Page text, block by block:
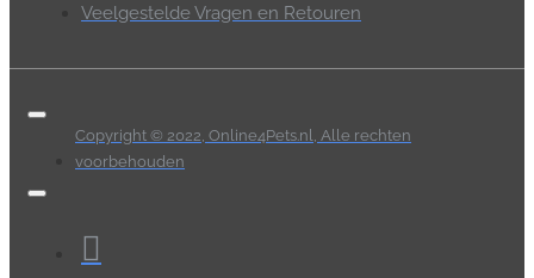
Veelgestelde Vragen en Retouren
Copyright © 2022, Online4Pets.nl, Alle rechten
voorbehouden